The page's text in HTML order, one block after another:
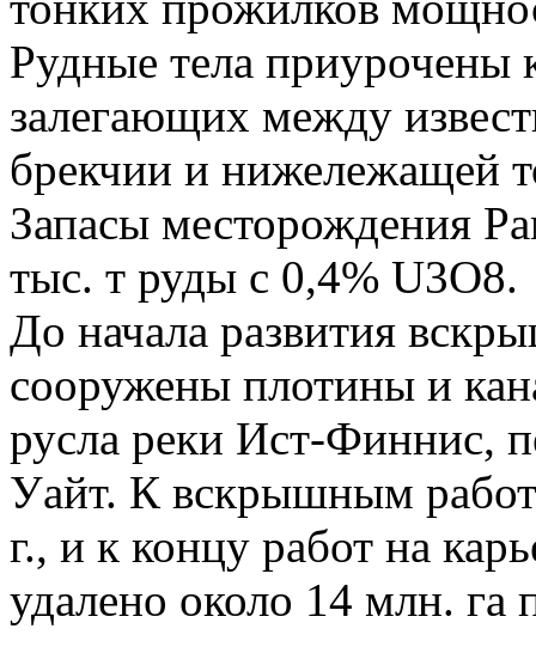
Рудные тела приурочены
залегающих между
брекчии и нижележащей
Запасы месторождения
тыс. т руды с 0,4% U3О8.
До начала развития
сооружены плотины и
русла реки Ист-Финнис,
Уайт. К вскрышным
г., и к концу работ на
удалено около 14 млн.